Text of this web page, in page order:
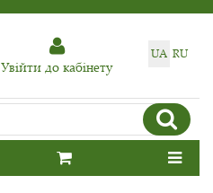
UA RU
Увiйти до кабiнету